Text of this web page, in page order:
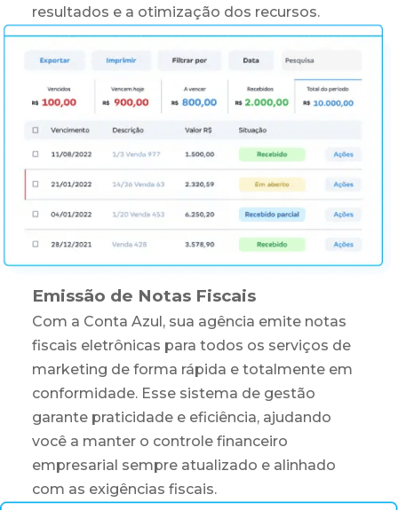
resultados e a otimização dos recursos.
Emissão de Notas Fiscais
Com a Conta Azul, sua agência emite notas
fiscais eletrônicas para todos os serviços de
marketing de forma rápida e totalmente em
conformidade. Esse sistema de gestão
garante praticidade e eficiência, ajudando
você a manter o controle financeiro
empresarial sempre atualizado e alinhado
com as exigências fiscais.